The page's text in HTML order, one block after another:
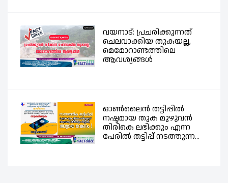
വയനാട്: പ്രചരിക്കുന്നത്
ചെലവാക്കിയ തുകയല്ല,
മെമോറാണ്ടത്തിലെ
ആവശ്യങ്ങൾ
ഓൺലൈൻ തട്ടിപ്പിൽ
നഷ്ടമായ തുക മുഴുവൻ
തിരികെ ലഭിക്കും എന്ന
പേരിൽ തട്ടിപ്പ് നടത്തുന്ന...